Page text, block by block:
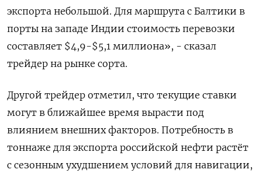
экспорта небольшой. Для маршрута с Балтики в
порты на западе Индии стоимость перевозки
составляет $4,9-$5,1 миллиона», - сказал
трейдер на рынке сорта.
Другой трейдер отметил, что текущие ставки
могут в ближайшее время вырасти под
влиянием внешних факторов. Потребность в
тоннаже для экспорта российской нефти растёт
с сезонным ухудшением условий для навигации,